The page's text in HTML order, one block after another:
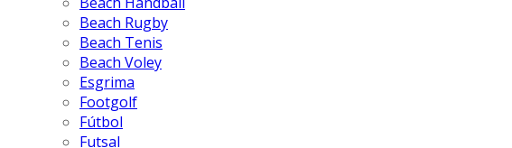
Beach Rugby
Beach Tenis
Beach Voley
Esgrima
Footgolf
Fútbol
Futsal